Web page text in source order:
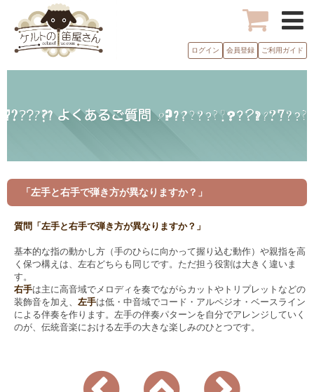
ログイン 会員登録 ご利用ガイド
「左手と右手で弾き方が異なりますか？」
質問「左手と右手で弾き方が異なりますか？」
基本的な指の動かし方（手のひらに向かって握り込む動作）や親指を高
く保つ構えは、左右どちらも同じです。ただ担う役割は大きく違いま
す。
右手は主に高音域でメロディを奏でながらカットやトリプレットなどの
装飾音を加え、 左手は低・中音域でコード・アルペジオ・ベースライン
による伴奏を作ります。左手の伴奏パターンを自分でアレンジしていく
のが、伝統音楽における左手の大きな楽しみのひとつです。